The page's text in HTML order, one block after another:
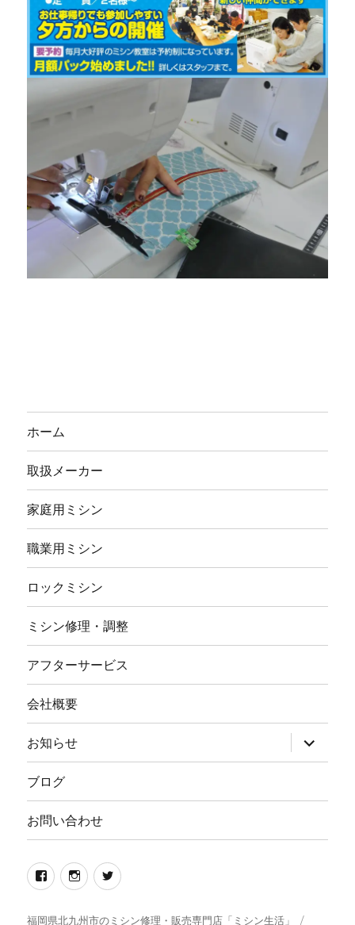
ホーム
取扱メーカー
家庭用ミシン
職業用ミシン
ロックミシン
ミシン修理・調整
アフターサービス
会社概要
お知らせ
ブ
メ
ー
開
ブログ
お問い合わせ
Facebook
イ
ス
twitter
福岡県北九州市のミシン修理・販売専門店「ミシン生活」